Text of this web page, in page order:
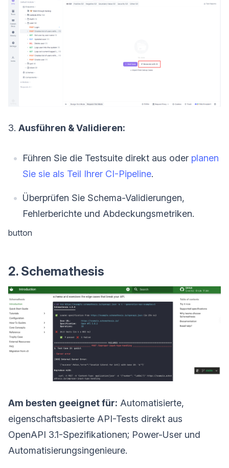
3. Ausführen & Validieren:
Führen Sie die Testsuite direkt aus oder planen
Sie sie als Teil Ihrer CI-Pipeline.
Überprüfen Sie Schema-Validierungen,
Fehlerberichte und Abdeckungsmetriken.
button
2. Schemathesis
Am besten geeignet für: Automatisierte,
eigenschaftsbasierte API-Tests direkt aus
OpenAPI 3.1-Spezifikationen; Power-User und
Automatisierungsingenieure.